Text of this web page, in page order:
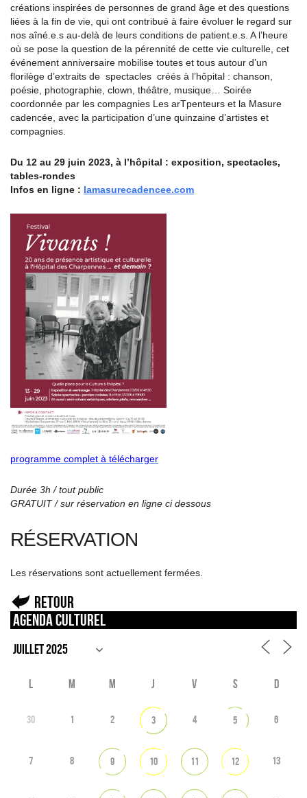
créations inspirées de personnes de grand âge et des questions
liées à la fin de vie, qui ont contribué à faire évoluer le regard sur
nos aîné.e.s au-delà de leurs conditions de patient.e.s. A l’heure
où se pose la question de la pérennité de cette vie culturelle, cet
événement anniversaire mobilise toutes et tous autour d’un
florilège d’extraits de spectacles créés à l’hôpital : chanson,
poésie, photographie, clown, théâtre, musique… Soirée
coordonnée par les compagnies Les arTpenteurs et la Masure
cadencée, avec la participation d’une quinzaine d’artistes et
compagnies.
Du 12 au 29 juin 2023, à l’hôpital : exposition, spectacles,
tables-rondes
Infos en ligne : lamasurecadencee.com
programme complet à télécharger
Durée 3h / tout public
GRATUIT / sur réservation en ligne ci dessous
RÉSERVATION
Les réservations sont actuellement fermées.
Retour
Agenda culturel
L M M J V S D
30 1 2 3 4 5 6
7 8 9 10 11 12 13